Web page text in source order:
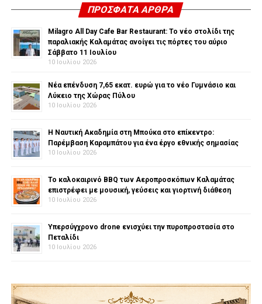
ΠΡΌΣΦΑΤΑ ΆΡΘΡΑ
Milagro All Day Cafe Bar Restaurant: Το νέο στολίδι της
παραλιακής Καλαμάτας ανοίγει τις πόρτες του αύριο
Σάββατο 11 Ιουλίου
10 Ιουλίου 2026
Νέα επένδυση 7,65 εκατ. ευρώ για το νέο Γυμνάσιο και
Λύκειο της Χώρας Πύλου
10 Ιουλίου 2026
Η Ναυτική Ακαδημία στη Μπούκα στο επίκεντρο:
Παρέμβαση Καραμπάτου για ένα έργο εθνικής σημασίας
10 Ιουλίου 2026
Το καλοκαιρινό BBQ των Αεροπροσκόπων Καλαμάτας
επιστρέφει με μουσική, γεύσεις και γιορτινή διάθεση
10 Ιουλίου 2026
Υπερσύγχρονο drone ενισχύει την πυροπροστασία στο
Πεταλίδι
10 Ιουλίου 2026